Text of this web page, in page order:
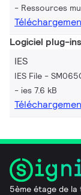
Ressources
Logiciel plug-ins
IES
IES File -
ies 7.6 kB
5ème étage de